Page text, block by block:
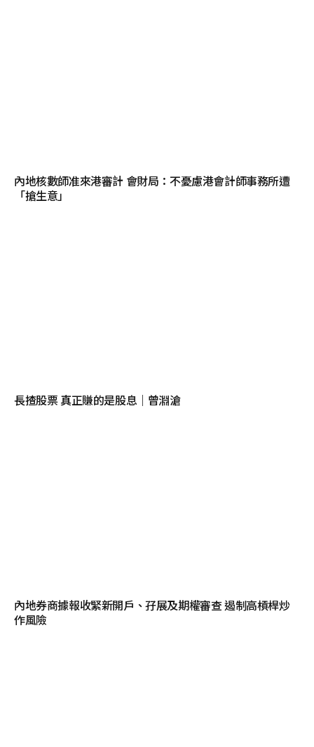
內地核數師准來港審計 會財局：不憂慮港會計師事務所遭
「搶生意」
長揸股票 真正賺的是股息｜曾淵滄
內地券商據報收緊新開戶、孖展及期權審查 遏制高槓桿炒
作風險